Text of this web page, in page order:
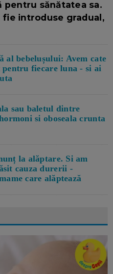
sănătatea sa.
introduse gradual,
al bebelușului: Avem cate
fiecare luna - si ai
sau baletul dintre
si oboseala crunta
la alăptare. Si am
cauza durerii -
care alăptează